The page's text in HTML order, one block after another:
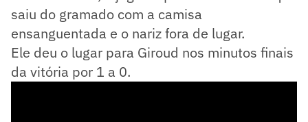
saiu do gramado com a camisa
ensanguentada e o nariz fora de lugar.
Ele deu o lugar para Giroud nos minutos finais
da vitória por 1 a 0.